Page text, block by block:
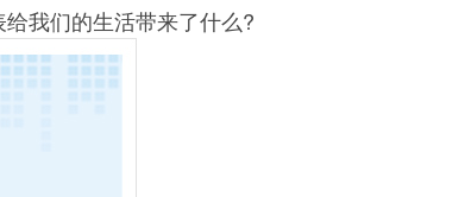
我们的生活带来了什么?